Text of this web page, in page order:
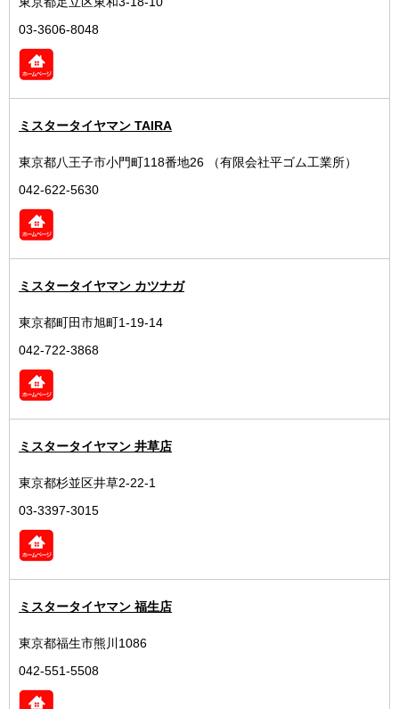
03-3606-8048
ミスタータイヤマン TAIRA
東京都八王子市小門町118番地26 （有限会社平ゴム工業所）
042-622-5630
ミスタータイヤマン カツナガ
東京都町田市旭町1-19-14
042-722-3868
ミスタータイヤマン 井草店
東京都杉並区井草2-22-1
03-3397-3015
ミスタータイヤマン 福生店
東京都福生市熊川1086
042-551-5508